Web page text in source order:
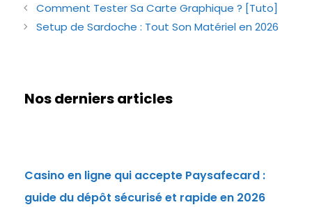
Comment Tester Sa Carte Graphique ? [Tuto]
Setup de Sardoche : Tout Son Matériel en 2026
Nos derniers articles
Casino en ligne qui accepte Paysafecard :
guide du dépôt sécurisé et rapide en 2026